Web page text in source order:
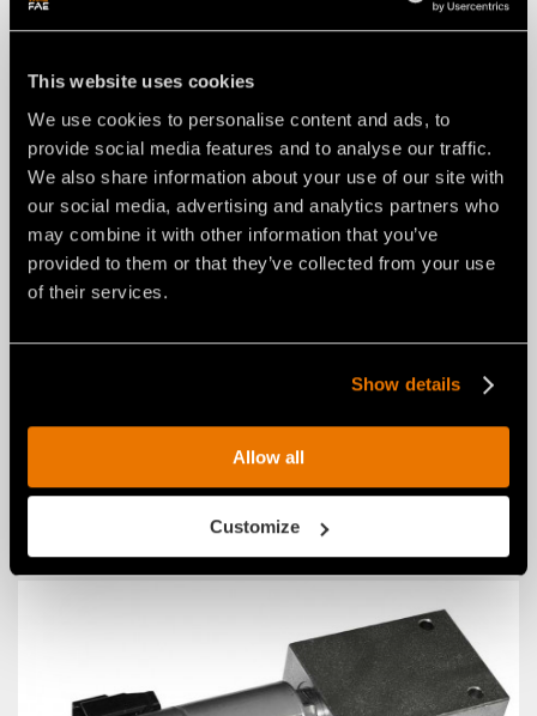
This website uses cookies
We use cookies to personalise content and ads, to
provide social media features and to analyse our traffic.
We also share information about your use of our site with
our social media, advertising and analytics partners who
may combine it with other information that you’ve
provided to them or that they’ve collected from your use
of their services.
Show details
Allow all
Customize
MÖGLICHKEIT, DEN ROTOR MIT OPTIONALEN
KIT BEFESTIGUNGSOHREN MIT BOLZEN,
INDIVIDUELL NACH ZEICHNUNG